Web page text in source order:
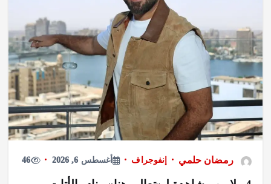
رمضان حلمي إنفوجراف أغسطس 6, 2026 46